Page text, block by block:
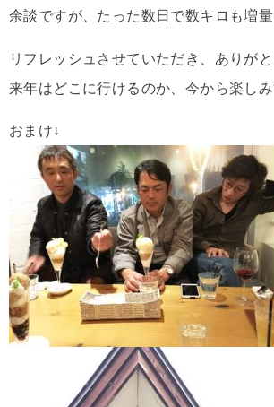
余談ですが、たった数日で数キロも増
リフレッシュさせていただき、ありがと
来年はどこに行けるのか、今から楽し
おまけ↓